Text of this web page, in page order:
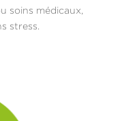
soins médicaux,
stress.